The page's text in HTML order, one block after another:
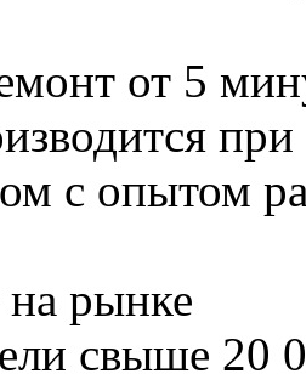
от 5
с опытом
на рынке
свыше 20